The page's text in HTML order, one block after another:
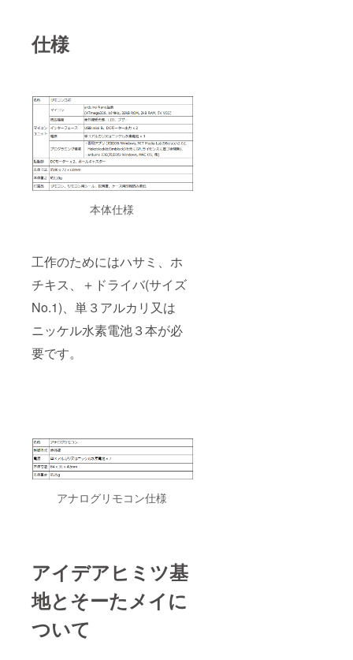
仕様
本体仕様
工作のためにはハサミ、ホ
チキス、＋ドライバ(サイズ
No.1)、単３アルカリ又は
ニッケル水素電池３本が必
要です。
アナログリモコン仕様
アイデアヒミツ基
地とそーたメイに
ついて